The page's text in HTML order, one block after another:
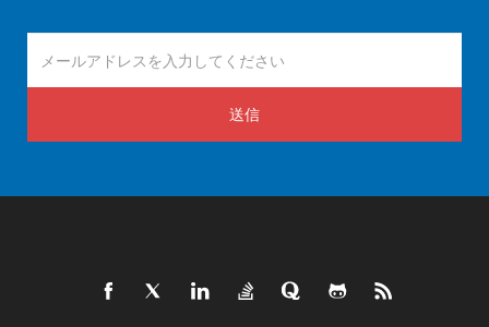
送信